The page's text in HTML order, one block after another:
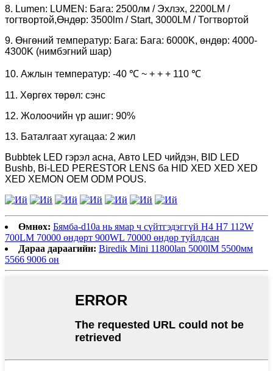
8. Lumen: LUMEN: Бага: 2500лм / Эхлэх, 2200LM /
тогтвортой,Өндөр: 3500lm / Start, 3000LM / Тогтвортой
9. Өнгөний температур: Бага: Бага: 6000K, өндөр: 4000-
4300K ​​(нимбэгний шар)
10. Ажлын температур: -40 ℃ ~ + + + 110 ℃
11. Хөргөх төрөл: сэнс
12. Жолоочийн үр ашиг: 90%
13. Баталгаат хугацаа: 2 жил
Bubbtek LED гэрэл асна, Авто LED чийдэн, BID LED
Bushb, Bi-LED PERESTOR LENS ба HID XED XED XED
XED XEMON OEM ODM POUS.
Өмнөх: Бямба-d10a нь ямар ч сүйтгэдэггүй H4 H7 112W
700LM 70000 өндөрт 900WL 70000 өндөр туйлдсан
Дараа дараагийн: Biredik Mini 11800lan 5000lM 5500мм
5566 9006 он